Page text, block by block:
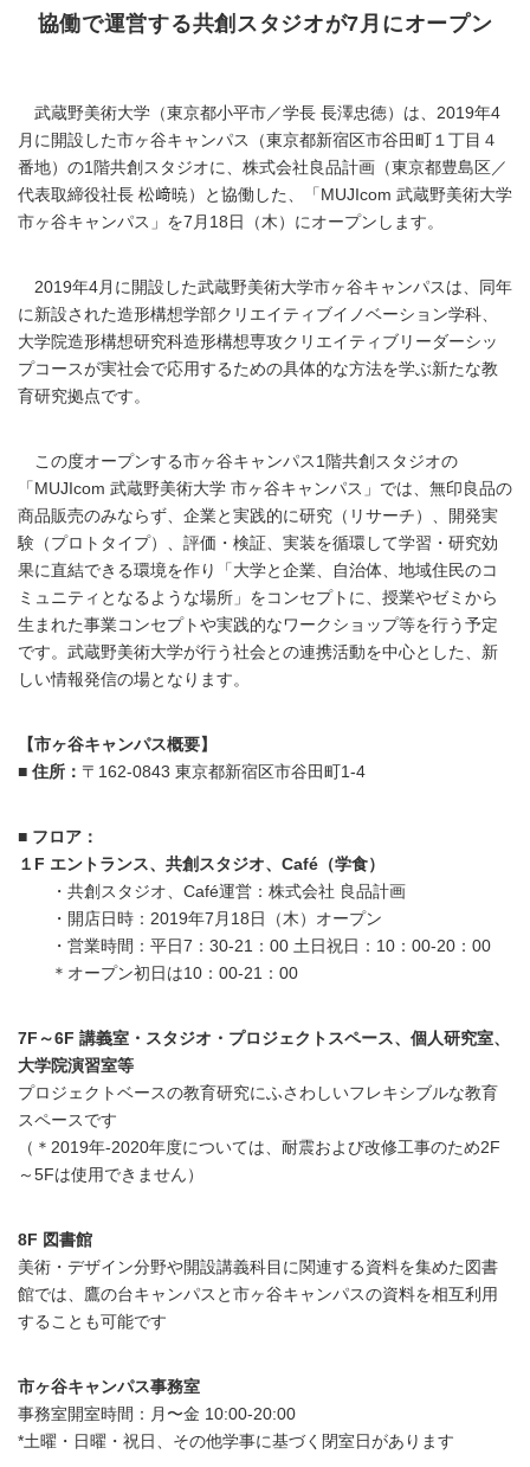
協働で運営する共創スタジオが7月にオープン
武蔵野美術大学（東京都小平市／学長 長澤忠徳）は、2019年4
月に開設した市ヶ谷キャンパス（東京都新宿区市谷田町１丁目４
番地）の1階共創スタジオに、株式会社良品計画（東京都豊島区／
代表取締役社長 松﨑暁）と協働した、「MUJIcom 武蔵野美術大学
市ヶ谷キャンパス」を7月18日（木）にオープンします。
2019年4月に開設した武蔵野美術大学市ヶ谷キャンパスは、同年
に新設された造形構想学部クリエイティブイノベーション学科、
大学院造形構想研究科造形構想専攻クリエイティブリーダーシッ
プコースが実社会で応用するための具体的な方法を学ぶ新たな教
育研究拠点です。
この度オープンする市ヶ谷キャンパス1階共創スタジオの
「MUJIcom 武蔵野美術大学 市ヶ谷キャンパス」では、無印良品の
商品販売のみならず、企業と実践的に研究（リサーチ）、開発実
験（プロトタイプ）、評価・検証、実装を循環して学習・研究効
果に直結できる環境を作り「大学と企業、自治体、地域住民のコ
ミュニティとなるような場所」をコンセプトに、授業やゼミから
生まれた事業コンセプトや実践的なワークショップ等を行う予定
です。武蔵野美術大学が行う社会との連携活動を中心とした、新
しい情報発信の場となります。
【市ヶ谷キャンパス概要】
■ 住所： 〒162-0843 東京都新宿区市谷田町1-4
■ フロア：
１F エントランス、共創スタジオ、Café（学食）
・共創スタジオ、Café運営：株式会社 良品計画
・開店日時：2019年7月18日（木）オープン
・営業時間：平日7：30-21：00 土日祝日：10：00-20：00
＊オープン初日は10：00-21：00
7F～6F 講義室・スタジオ・プロジェクトスペース、個人研究室、
大学院演習室等
プロジェクトベースの教育研究にふさわしいフレキシブルな教育
スペースです
（＊2019年-2020年度については、耐震および改修工事のため2F
～5Fは使用できません）
8F 図書館
美術・デザイン分野や開設講義科目に関連する資料を集めた図書
館では、鷹の台キャンパスと市ヶ谷キャンパスの資料を相互利用
することも可能です
市ヶ谷キャンパス事務室
事務室開室時間：月〜金 10:00-20:00
*土曜・日曜・祝日、その他学事に基づく閉室日があります